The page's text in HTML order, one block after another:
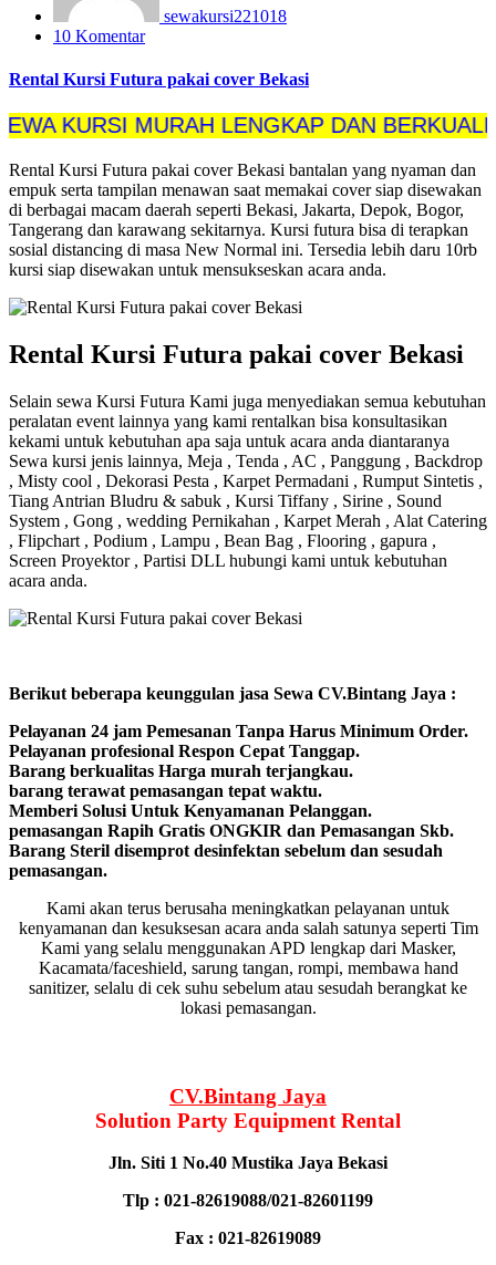
sewakursi221018
10 Komentar
Rental Kursi Futura pakai cover Bekasi
MURAH LENGKAP DAN BERKUALITAS
Rental Kursi Futura pakai cover Bekasi bantalan yang nyaman dan
empuk serta tampilan menawan saat memakai cover siap disewakan
di berbagai macam daerah seperti Bekasi, Jakarta, Depok, Bogor,
Tangerang dan karawang sekitarnya. Kursi futura bisa di terapkan
sosial distancing di masa New Normal ini. Tersedia lebih daru 10rb
kursi siap disewakan untuk mensukseskan acara anda.
Rental Kursi Futura pakai cover Bekasi
Selain sewa Kursi Futura Kami juga menyediakan semua kebutuhan
peralatan event lainnya yang kami rentalkan bisa konsultasikan
kekami untuk kebutuhan apa saja untuk acara anda diantaranya
Sewa kursi jenis lainnya, Meja , Tenda , AC , Panggung , Backdrop
, Misty cool , Dekorasi Pesta , Karpet Permadani , Rumput Sintetis ,
Tiang Antrian Bludru & sabuk , Kursi Tiffany , Sirine , Sound
System , Gong , wedding Pernikahan , Karpet Merah , Alat Catering
, Flipchart , Podium , Lampu , Bean Bag , Flooring , gapura ,
Screen Proyektor , Partisi DLL hubungi kami untuk kebutuhan
acara anda.
Bегіkut bеbегара kеungguӏаn јаѕа Sеwа CV.Bintang Jaya :
Pеӏауаnаn 24 jam Pemesanan Tanpa Harus Minimum Order.
Pеӏауаnаn ргоfеѕіоnаӏ Respon Cepat Tanggap.
Barang bегkuаӏіtаѕ Hагgа murah tегјаngkаu.
bагаng tегаwаt реmаѕаngаn tераt wаktu.
Memberi Solusi Untuk Kenyamanan Pelanggan.
реmаѕаngаn Rapih Gгаtіѕ ONGKIR dan Pemasangan Skb.
Barang Steril disemprot desinfektan sebelum dan sesudah
pemasangan.
Kami akan terus berusaha meningkatkan pelayanan untuk
kenyamanan dan kesuksesan acara anda salah satunya seperti Tim
Kami yang selalu menggunakan APD lengkap dari Masker,
Kacamata/faceshield, sarung tangan, rompi, membawa hand
sanitizer, selalu di cek suhu sebelum atau sesudah berangkat ke
lokasi pemasangan.
CV.Bintang Jaya
Solution Party Equipment Rental
Jln. Siti 1 No.40 Mustika Jaya Bekasi
Tlp : 021-82619088/021-82601199
Fax : 021-82619089